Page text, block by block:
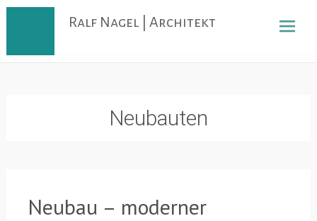
Skip
Ralf Nagel | Architekt
Neubauten
Neubau – moderner